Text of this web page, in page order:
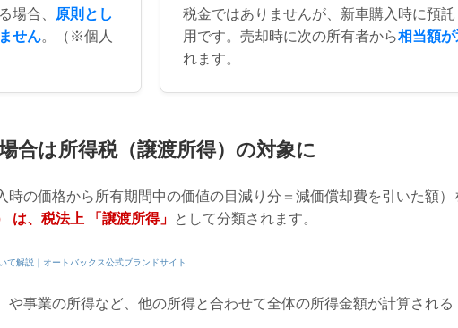
場合、 原則とし
せん。（※個人
税金ではありませんが、新車購入時に預
用です。売却時に次の所有者から相当額
れます。
合は所得税（譲渡所得）の対象に
時の価格から所有期間中の価値の目減り分＝減価償却費を引いた額）
は、税法上 「譲渡所得」 として分類されます。
て解説｜オートバックス公式ブランドサイト
や事業の所得など、他の所得と合わせて全体の所得金額が計算される